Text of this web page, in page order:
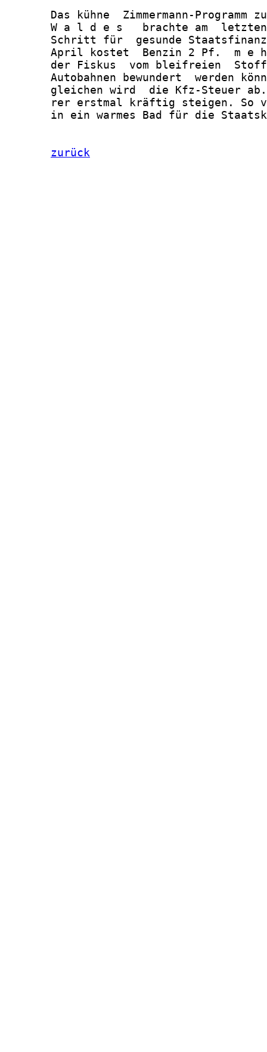
Das kühne  Zimmermann-Programm
W a l d e s   brachte am
Schritt für  gesunde
April kostet  Benzin 2 Pf.  m e
der Fiskus  vom bleifreien
Autobahnen bewundert  werden
gleichen wird  die Kfz-Steuer
rer erstmal kräftig steigen. So
in ein warmes Bad für die
zurück